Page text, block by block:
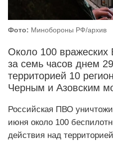
Фото: Минобороны РФ/архив
Около 100
за семь часов днем
территорией 10
Черным и Азовским
Российская ПВО
июня около 100
действия над